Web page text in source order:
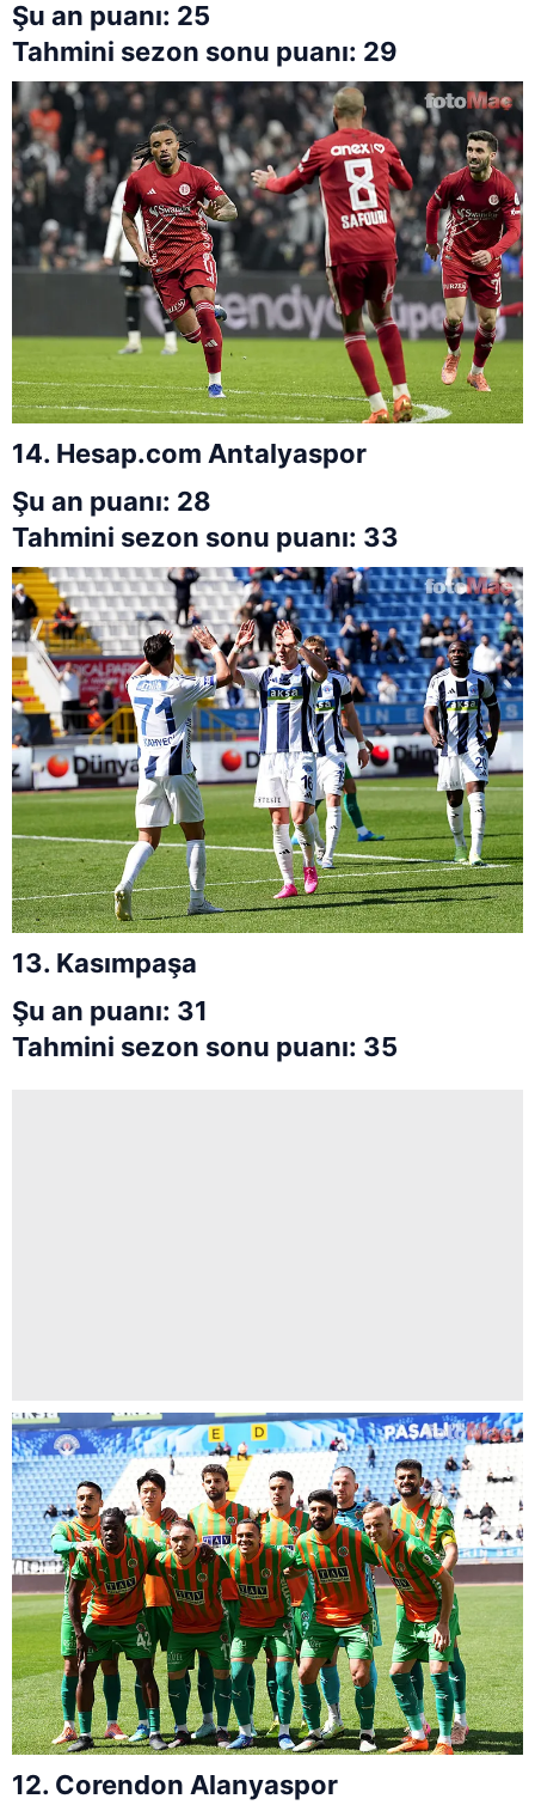
Şu an puanı: 25
Tahmini sezon sonu puanı: 29
14. Hesap.com Antalyaspor
Şu an puanı: 28
Tahmini sezon sonu puanı: 33
13. Kasımpaşa
Şu an puanı: 31
Tahmini sezon sonu puanı: 35
12. Corendon Alanyaspor